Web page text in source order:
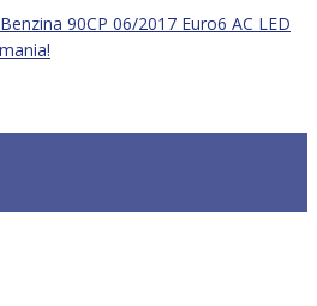
90CP 06/2017 Euro6 AC LED